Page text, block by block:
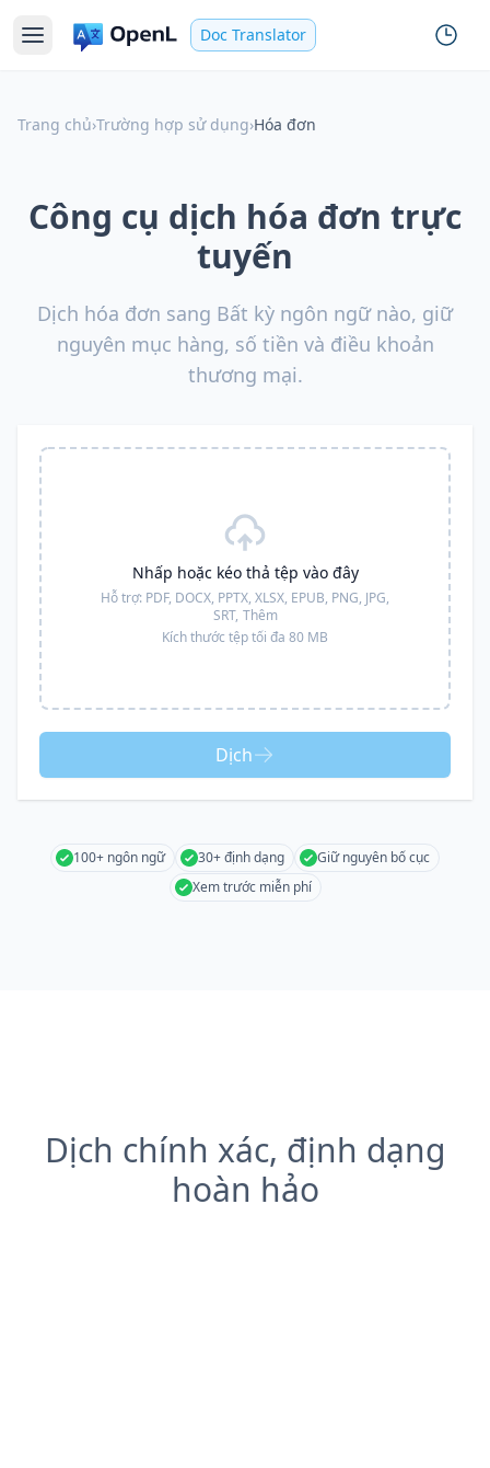
Doc Translator
Trang chủ›Trường hợp sử dụng›Hóa đơn
Công cụ dịch hóa đơn trực
tuyến
Dịch hóa đơn sang Bất kỳ ngôn ngữ nào, giữ
nguyên mục hàng, số tiền và điều khoản
thương mại.
Nhấp hoặc kéo thả tệp vào đây
Hỗ trợ: PDF, DOCX, PPTX, XLSX, EPUB, PNG, JPG,
SRT, Thêm
Kích thước tệp tối đa 80 MB
Dịch
100+ ngôn ngữ 30+ định dạng
Giữ nguyên bố cục
Xem trước miễn phí
Dịch chính xác, định dạng
hoàn hảo